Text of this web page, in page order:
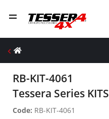
RB-KIT-4061
Tessera Series KITS
Code: RB-KIT-4061